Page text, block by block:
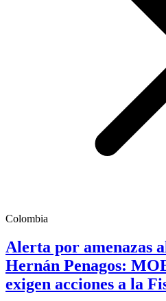
Colombia
Alerta por amenazas
Hernán Penagos:
exigen acciones a la